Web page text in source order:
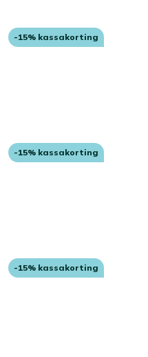
-15% kassakorting
-15% kassakorting
-15% kassakorting